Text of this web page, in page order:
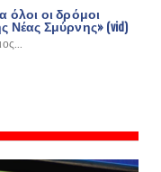
όλοι οι δρόμοι
Νέας Σμύρνης» (vid)